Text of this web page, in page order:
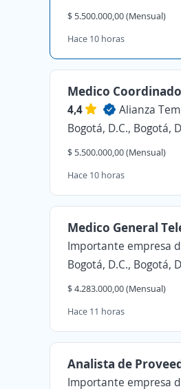
$ 5.500.000,00 (Mensual)
Hace 10 horas
Medico
4,4
Alianza
Bogotá, D.C., Bogotá,
$ 5.500.000,00 (Mensual)
Hace 10 horas
Medico General
Importante empresa
Bogotá, D.C., Bogotá,
$ 4.283.000,00 (Mensual)
Hace 11 horas
Analista de
Importante empresa